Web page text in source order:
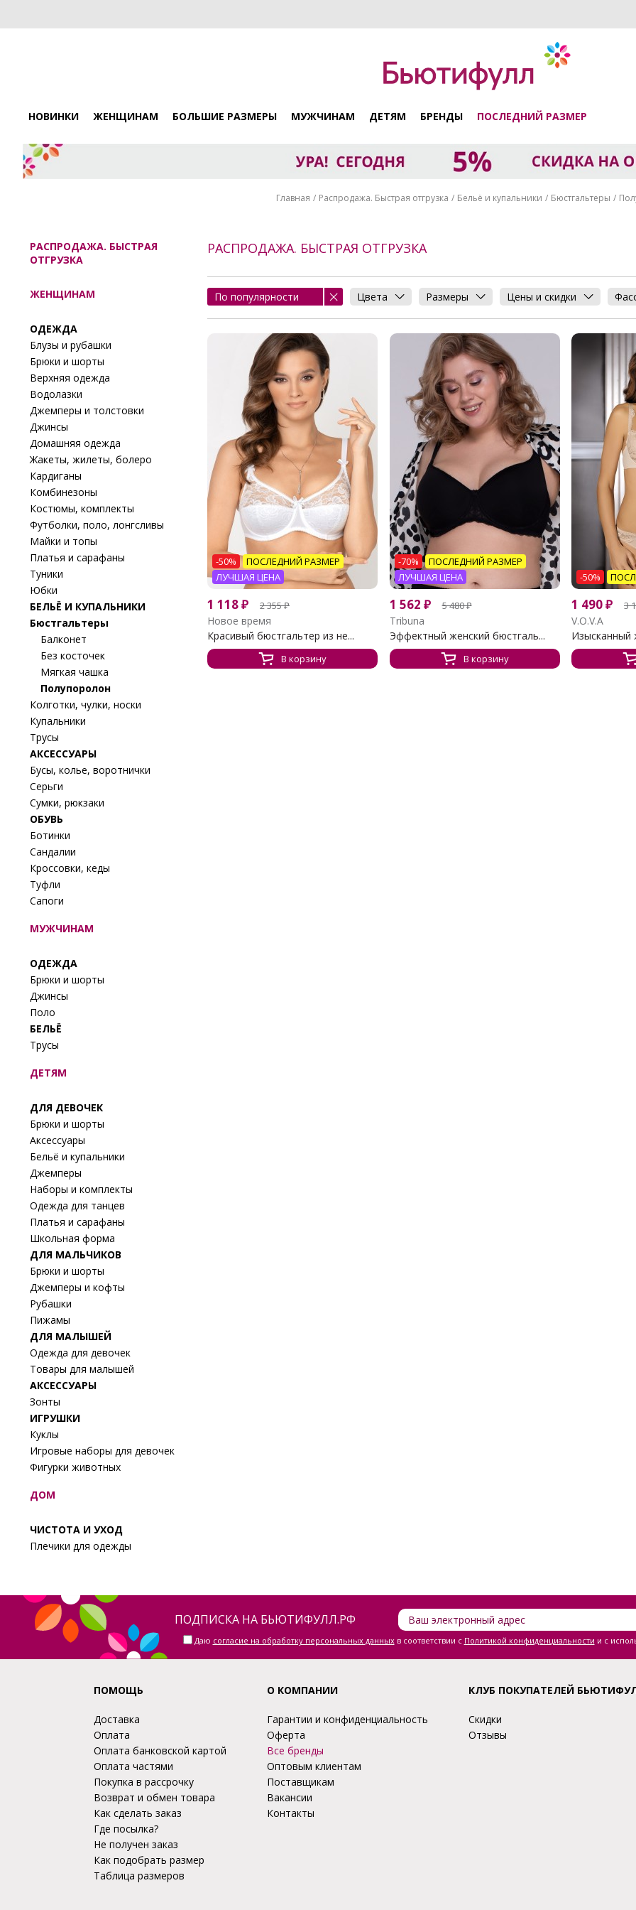
НОВИНКИ ЖЕНЩИНАМ БОЛЬШИЕ РАЗМЕРЫ МУЖЧИНАМ ДЕТЯМ БРЕНДЫ ПОСЛЕДНИЙ РАЗМЕР
Главная Распродажа. Быстрая отгрузка Бельё и купальники Бюстгальтеры
РАСПРОДАЖА. БЫСТРАЯ
ОТГРУЗКА
ЖЕНЩИНАМ
ОДЕЖДА
Блузы и рубашки
Брюки и шорты
Верхняя одежда
Водолазки
Джемперы и толстовки
Джинсы
Домашняя одежда
Жакеты, жилеты, болеро
Кардиганы
Комбинезоны
Костюмы, комплекты
Футболки, поло, лонгсливы
Майки и топы
Платья и сарафаны
Туники
Юбки
БЕЛЬЁ И КУПАЛЬНИКИ
Бюстгальтеры
Балконет
Без косточек
Мягкая чашка
Полупоролон
Колготки, чулки, носки
Купальники
Трусы
АКСЕССУАРЫ
Бусы, колье, воротнички
Серьги
Сумки, рюкзаки
ОБУВЬ
Ботинки
Сандалии
Кроссовки, кеды
Туфли
Сапоги
МУЖЧИНАМ
ОДЕЖДА
Брюки и шорты
Джинсы
Поло
БЕЛЬЁ
Трусы
ДЕТЯМ
ДЛЯ ДЕВОЧЕК
Брюки и шорты
Аксессуары
Бельё и купальники
Джемперы
Наборы и комплекты
Одежда для танцев
Платья и сарафаны
Школьная форма
ДЛЯ МАЛЬЧИКОВ
Брюки и шорты
Джемперы и кофты
Рубашки
Пижамы
ДЛЯ МАЛЫШЕЙ
Одежда для девочек
Товары для малышей
АКСЕССУАРЫ
Зонты
ИГРУШКИ
Куклы
Игровые наборы для девочек
Фигурки животных
ДОМ
ЧИСТОТА И УХОД
Плечики для одежды
РАСПРОДАЖА. БЫСТРАЯ ОТГРУЗКА
По популярности Цвета Размеры Цены и скидки
-50%
ПОСЛЕДНИЙ РАЗМЕР
ЛУЧШАЯ ЦЕНА
1 118₽ 2 355₽
Новое время
Красивый бюстгальтер из не...
В корзину
-70%
ПОСЛЕДНИЙ РАЗМЕР
ЛУЧШАЯ ЦЕНА
1 562 ₽ 5 480₽
Tribuna
Эффектный женский бюстгаль...
В корзину
-50%
1 490₽ 3
V.O.V.A
Изысканный
ПОДПИСКА НА БЬЮТИФУЛЛ.РФ
Даю согласие на обработку персональных данныхв соответствии с Политикой конфиденциальности и с
ПОМОЩЬ
Доставка
Оплата
Оплата банковской картой
Оплата частями
Покупка в рассрочку
Возврат и обмен товара
Как сделать заказ
Где посылка?
Не получен заказ
Как подобрать размер
Таблица размеров
О КОМПАНИИ
Гарантии и конфиденциальность
Оферта
Все бренды
Оптовым клиентам
Поставщикам
Вакансии
Контакты
КЛУБ ПОКУПАТЕЛЕЙ
Скидки
Отзывы